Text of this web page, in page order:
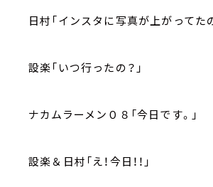
日村「インスタに写真が上がってた
設楽「いつ行ったの？」
ナカムラーメン０８「今日です。」
設楽＆日村「え！今日！！」